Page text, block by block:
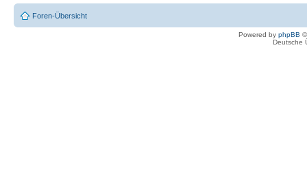
Foren-Übersicht
Powered by phpBB
Deutsche